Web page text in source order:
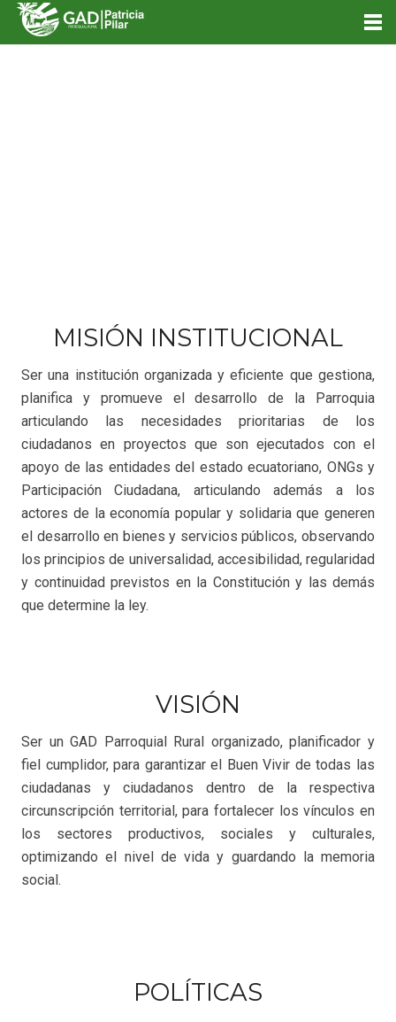
MISIÓN INSTITUCIONAL
Ser una institución organizada y eficiente que gestiona,
planifica y promueve el desarrollo de la Parroquia
articulando las necesidades prioritarias de los
ciudadanos en proyectos que son ejecutados con el
apoyo de las entidades del estado ecuatoriano, ONGs y
Participación Ciudadana, articulando además a los
actores de la economía popular y solidaria que generen
el desarrollo en bienes y servicios públicos, observando
los principios de universalidad, accesibilidad, regularidad
y continuidad previstos en la Constitución y las demás
que determine la ley.
VISIÓN
Ser un GAD Parroquial Rural organizado, planificador y
fiel cumplidor, para garantizar el Buen Vivir de todas las
ciudadanas y ciudadanos dentro de la respectiva
circunscripción territorial, para fortalecer los vínculos en
los sectores productivos, sociales y culturales,
optimizando el nivel de vida y guardando la memoria
social.
POLÍTICAS